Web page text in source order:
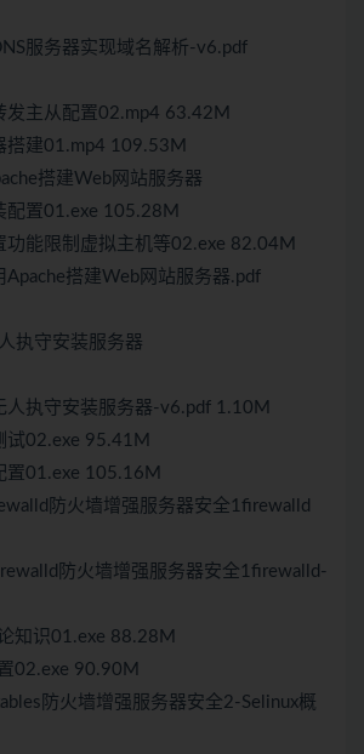
服务器实现域名解析-v6.pdf
发主从配置02.mp4 63.42M
搭建01.mp4 109.53M
搭建Web网站服务器
配置01.exe 105.28M
功能限制虚拟主机等02.exe 82.04M
搭建Web网站服务器.pdf
执守安装服务器
执守安装服务器-v6.pdf 1.10M
试02.exe 95.41M
置01.exe 105.16M
防火墙增强服务器安全1firewalld
防火墙增强服务器安全1firewalld-
知识01.exe 88.28M
02.exe 90.90M
防火墙增强服务器安全2-Selinux概